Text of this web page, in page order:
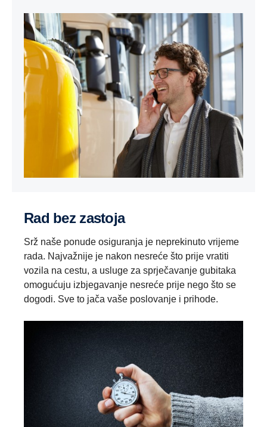
Rad bez zastoja
Srž naše ponude osiguranja je neprekinuto vrijeme
rada. Najvažnije je nakon nesreće što prije vratiti
vozila na cestu, a usluge za sprječavanje gubitaka
omogućuju izbjegavanje nesreće prije nego što se
dogodi. Sve to jača vaše poslovanje i prihode.